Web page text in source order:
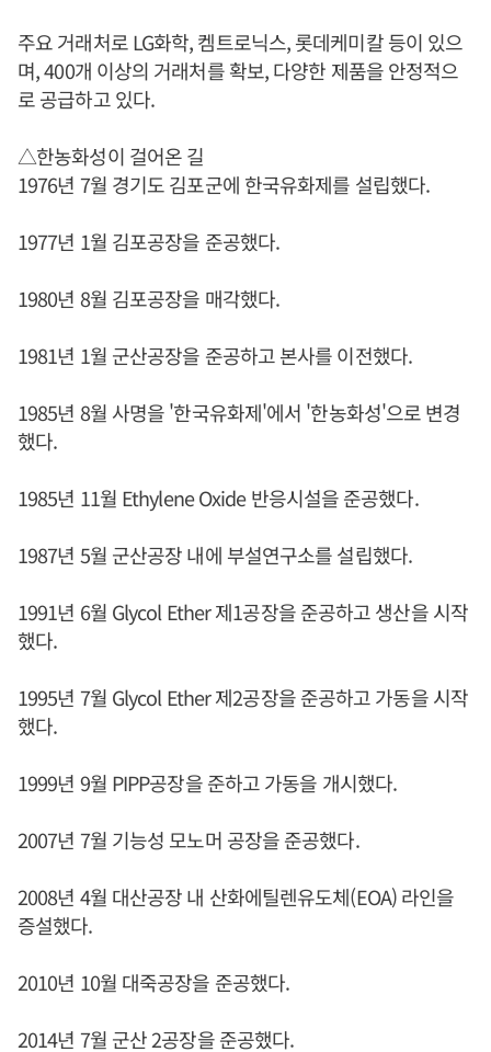
주요 거래처로 LG화학, 켐트로닉스, 롯데케미칼 등이 있으
며, 400개 이상의 거래처를 확보, 다양한 제품을 안정적으
로 공급하고 있다.
△한농화성이 걸어온 길
1976년 7월 경기도 김포군에 한국유화제를 설립했다.
1977년 1월 김포공장을 준공했다.
1980년 8월 김포공장을 매각했다.
1981년 1월 군산공장을 준공하고 본사를 이전했다.
1985년 8월 사명을 '한국유화제'에서 '한농화성'으로 변경
했다.
1985년 11월 Ethylene Oxide 반응시설을 준공했다.
1987년 5월 군산공장 내에 부설연구소를 설립했다.
1991년 6월 Glycol Ether 제1공장을 준공하고 생산을 시작
했다.
1995년 7월 Glycol Ether 제2공장을 준공하고 가동을 시작
했다.
1999년 9월 PIPP공장을 준하고 가동을 개시했다.
2007년 7월 기능성 모노머 공장을 준공했다.
2008년 4월 대산공장 내 산화에틸렌유도체(EOA) 라인을
증설했다.
2010년 10월 대죽공장을 준공했다.
2014년 7월 군산 2공장을 준공했다.